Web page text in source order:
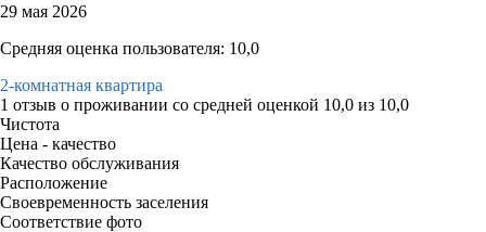
29 мая 2026
Средняя оценка пользователя: 10,0
2-комнатная квартира
1 отзыв о проживании со средней оценкой 10,0 из 10,0
Чистота
Цена - качество
Качество обслуживания
Расположение
Своевременность заселения
Соответствие фото